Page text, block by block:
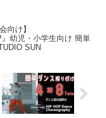
向け】
』幼児・小学生向け 簡単
SUN